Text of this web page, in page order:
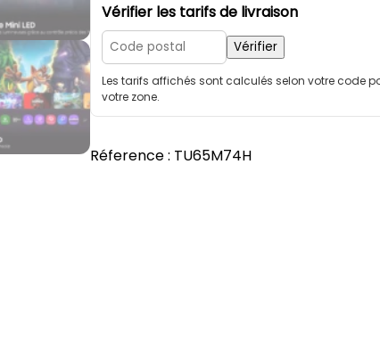
n
t
i
t
é
e
Vérifier les tarifs de livraison
Vérifier
Les tarifs affichés sont calculés selon votre code
votre zone.
Réference : TU65M74H